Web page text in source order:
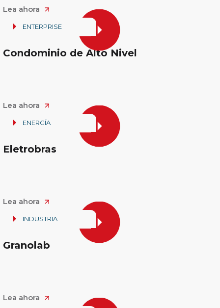
Lea ahora
ENTERPRISE
Condominio de Alto Nivel
Lea ahora
ENERGÍA
Eletrobras
Lea ahora
INDUSTRIA
Granolab
Lea ahora